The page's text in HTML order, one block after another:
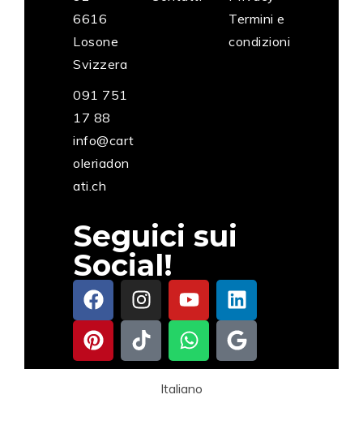
6616
Losone
Svizzera
091 751
17 88
info@cart
oleriadon
ati.ch
Termini e
condizioni
Seguici sui
Social!
Italiano